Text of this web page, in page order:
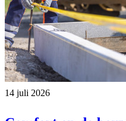
14 juli 2026